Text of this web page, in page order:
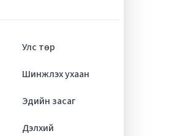
Улс төр
Шинжлэх ухаан
Эдийн засаг
Дэлхий